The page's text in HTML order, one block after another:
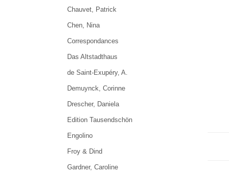
Chauvet, Patrick
Chen, Nina
Correspondances
Das Altstadthaus
de Saint-Exupéry, A.
Demuynck, Corinne
Drescher, Daniela
Edition Tausendschön
Engolino
Froy & Dind
Gardner, Caroline